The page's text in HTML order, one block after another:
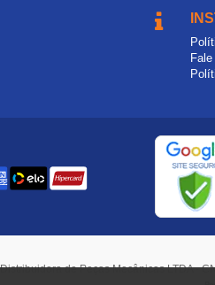
de Peças Mecânicas LTDA -